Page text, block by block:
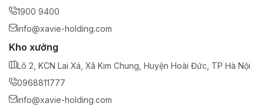
1900 9400
info@xavie-holding.com
Kho xưởng
Lô 2, KCN Lai Xá, Xã Kim Chung, Huyện Hoài Đức, TP Hà Nội
0968811777
info@xavie-holding.com